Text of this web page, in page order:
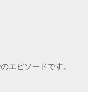
エピソードです。